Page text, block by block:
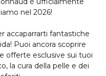
nel 2026!
accaparrarti fantastiche
Puoi ancora scoprire
offerte esclusive sui tuoi
la cura della pelle e dei